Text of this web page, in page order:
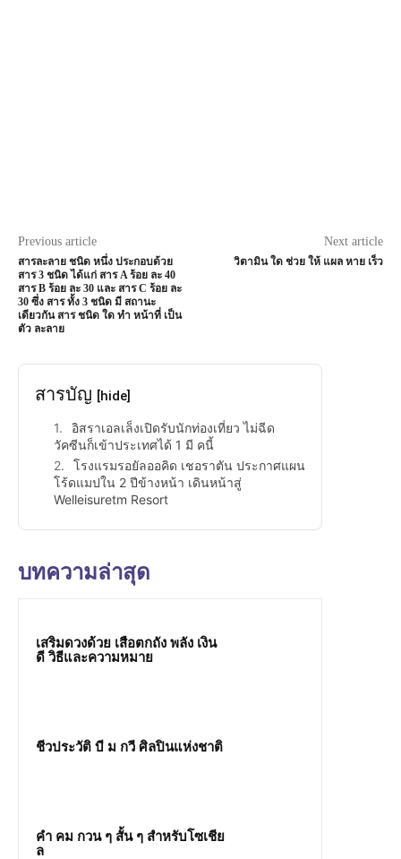
Previous article
สารละลาย ชนิด หนึ่ง ประกอบด้วย
สาร 3 ชนิด ได้แก่ สาร A ร้อย ละ 40
สาร B ร้อย ละ 30 และ สาร C ร้อย ละ
30 ซึ่ง สาร ทั้ง 3 ชนิด มี สถานะ
เดียวกัน สาร ชนิด ใด ทำ หน้าที่ เป็น
ตัว ละลาย
Next article
วิตามิน ใด ช่วย ให้ แผล หาย เร็ว
สารบัญ [hide]
อิสราเอลเล็งเปิดรับนักท่องเที่ยว ไม่ฉีด
วัคซีนก็เข้าประเทศได้ 1 มี คนี้
โรงแรมรอยัลออคิด เชอราตัน ประกาศแผน
โร้ดแมปใน 2 ปีข้างหน้า เดินหน้าสู่
Welleisuretm Resort
บทความล่าสุด
เสริมดวงด้วย เสือตกถัง พลัง เงิน
ดี วิธีและความหมาย
ชีวประวัติ บี ม กวี ศิลปินแห่งชาติ
คํา คม กวน ๆ สั้น ๆ สำหรับโซเชีย
ล